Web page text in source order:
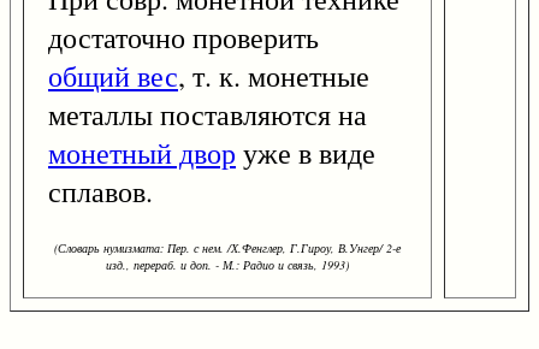
достаточно проверить
общий вес, т. к. монетные
металлы поставляются на
монетный двор уже в виде
сплавов.
(Словарь нумизмата: Пер. с нем. /Х.Фенглер, Г.Гироу, В.Унгер/ 2-е
изд., перераб. и доп. - М.: Радио и связь, 1993)